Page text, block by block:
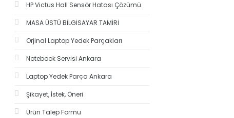
HP Victus Hall Sensör Hatası Çözümü
MASA ÜSTÜ BİLGİSAYAR TAMİRİ
Orjinal Laptop Yedek Parçakları
Notebook Servisi Ankara
Laptop Yedek Parça Ankara
Şikayet, İstek, Öneri
Ürün Talep Formu